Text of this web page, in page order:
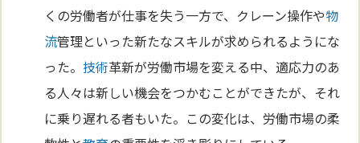
くの労働者が仕事を失う一方で、クレーン操作や物
流管理といった新たなスキルが求められるようにな
った。技術革新が労働市場を変える中、適応力のあ
る人々は新しい機会をつかむことができたが、それ
に乗り遅れる者もいた。この変化は、労働市場の柔